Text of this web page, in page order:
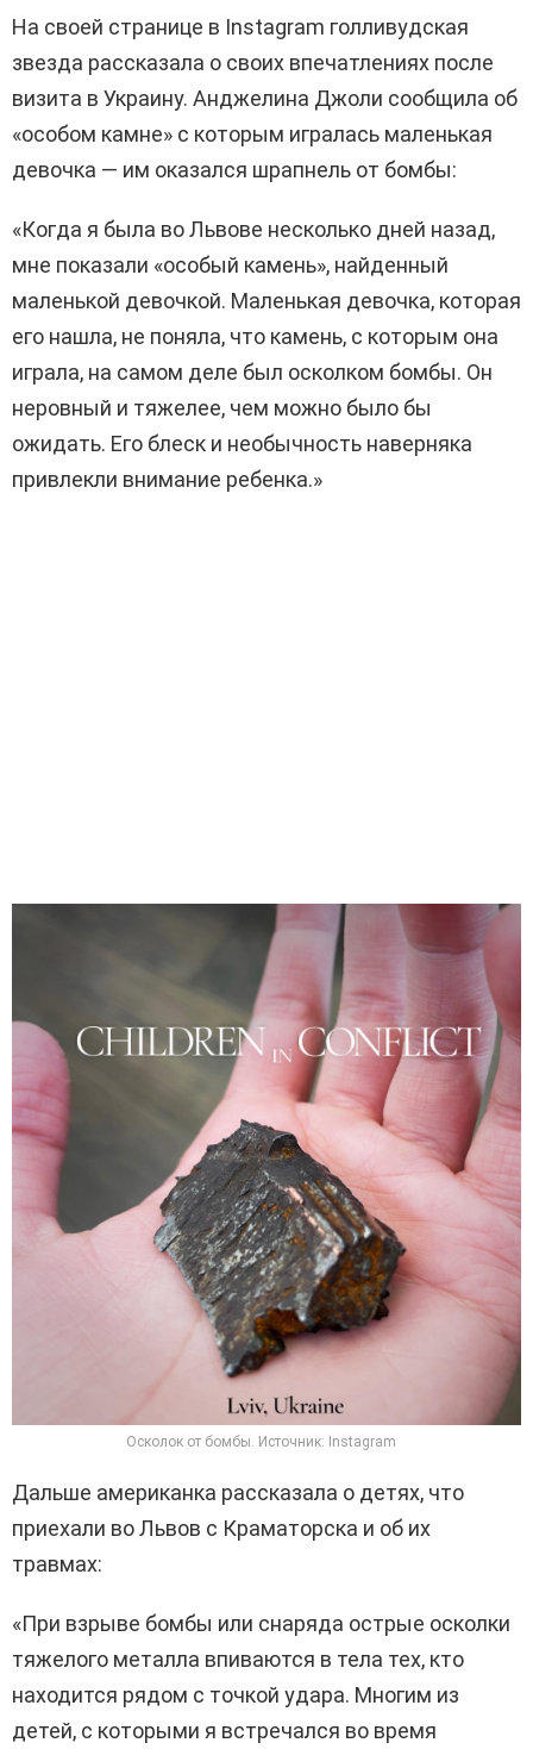
На своей странице в Instagram голливудская
звезда рассказала о своих впечатлениях после
визита в Украину. Анджелина Джоли сообщила об
«особом камне» с которым игралась маленькая
девочка — им оказался шрапнель от бомбы:
«Когда я была во Львове несколько дней назад,
мне показали «особый камень», найденный
маленькой девочкой. Маленькая девочка, которая
его нашла, не поняла, что камень, с которым она
играла, на самом деле был осколком бомбы. Он
неровный и тяжелее, чем можно было бы
ожидать. Его блеск и необычность наверняка
привлекли внимание ребенка.»
Осколок от бомбы. Источник: Instagram
Дальше американка рассказала о детях, что
приехали во Львов с Краматорска и об их
травмах:
«При взрыве бомбы или снаряда острые осколки
тяжелого металла впиваются в тела тех, кто
находится рядом с точкой удара. Многим из
детей, с которыми я встречался во время